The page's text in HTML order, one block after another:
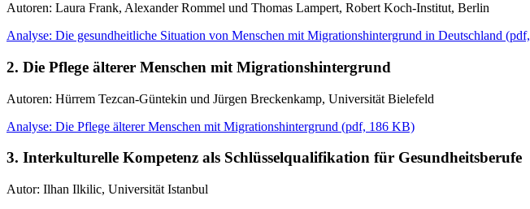
Autoren: Laura Frank, Alexander Rommel und Thomas Lampert, Robert Koch-Institut, Berlin
Analyse: Die gesundheitliche Situation von Menschen mit Migrationshintergrund in Deutschland (pdf,
2. Die Pflege älterer Menschen mit Migrationshintergrund
Autoren: Hürrem Tezcan-Güntekin und Jürgen Breckenkamp, Universität Bielefeld
Analyse: Die Pflege älterer Menschen mit Migrationshintergrund (pdf, 186 KB)
3. Interkulturelle Kompetenz als Schlüsselqualifikation für Gesundheitsberufe
Autor: Ilhan Ilkilic, Universität Istanbul